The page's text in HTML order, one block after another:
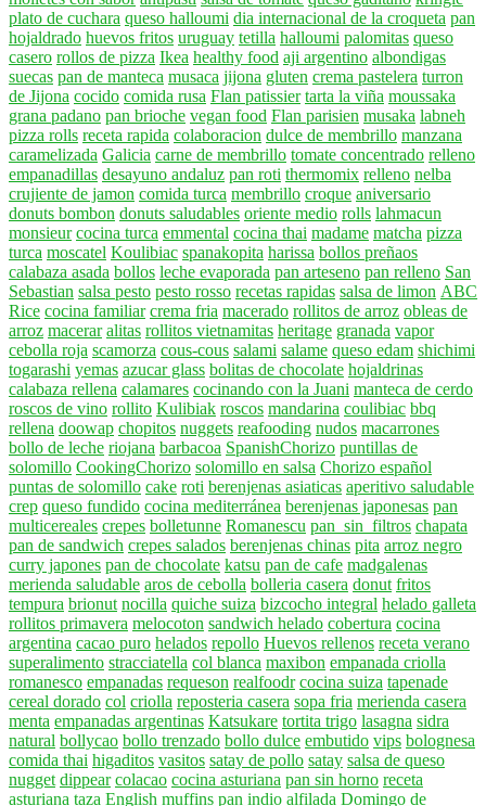
plato de cuchara queso halloumi dia internacional de la croqueta pan
hojaldrado huevos fritos uruguay tetilla halloumi palomitas queso
casero rollos de pizza Ikea healthy food aji argentino albondigas
suecas pan de manteca musaca jijona gluten crema pastelera turron
de Jijona cocido comida rusa Flan patissier tarta la viña moussaka
grana padano pan brioche vegan food Flan parisien musaka labneh
pizza rolls receta rapida colaboracion dulce de membrillo manzana
caramelizada Galicia carne de membrillo tomate concentrado relleno
empanadillas desayuno andaluz pan roti thermomix relleno nelba
crujiente de jamon comida turca membrillo croque aniversario
donuts bombon donuts saludables oriente medio rolls lahmacun
monsieur cocina turca emmental cocina thai madame matcha pizza
turca moscatel Koulibiac spanakopita harissa bollos preñaos
calabaza asada bollos leche evaporada pan arteseno pan relleno San
Sebastian salsa pesto pesto rosso recetas rapidas salsa de limon ABC
Rice cocina familiar crema fria macerado rollitos de arroz obleas de
arroz macerar alitas rollitos vietnamitas heritage granada vapor
cebolla roja scamorza cous-cous salami salame queso edam shichimi
togarashi yemas azucar glass bolitas de chocolate hojaldrinas
calabaza rellena calamares cocinando con la Juani manteca de cerdo
roscos de vino rollito Kulibiak roscos mandarina coulibiac bbq
rellena doowap chopitos nuggets reafooding nudos macarrones
bollo de leche riojana barbacoa SpanishChorizo puntillas de
solomillo CookingChorizo solomillo en salsa Chorizo español
puntas de solomillo cake roti berenjenas asiaticas aperitivo saludable
crep queso fundido cocina mediterránea berenjenas japonesas pan
multicereales crepes bolletunne Romanescu pan_sin_filtros chapata
pan de sandwich crepes salados berenjenas chinas pita arroz negro
curry japones pan de chocolate katsu pan de cafe madgalenas
merienda saludable aros de cebolla bolleria casera donut fritos
tempura brionut nocilla quiche suiza bizcocho integral helado galleta
rollitos primavera melocoton sandwich helado cobertura cocina
argentina cacao puro helados repollo Huevos rellenos receta verano
superalimento stracciatella col blanca maxibon empanada criolla
romanesco empanadas requeson realfoodr cocina suiza tapenade
cereal dorado col criolla reposteria casera sopa fria merienda casera
menta empanadas argentinas Katsukare tortita trigo lasagna sidra
natural bollycao bollo trenzado bollo dulce embutido vips bolognesa
comida thai higaditos vasitos satay de pollo satay salsa de queso
nugget dippear colacao cocina asturiana pan sin horno receta
asturiana taza English muffins pan indio alfilada Domingo de